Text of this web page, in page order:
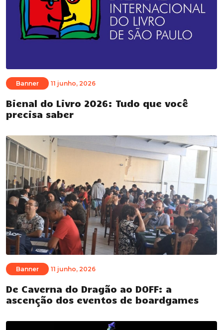
Banner 11 junho, 2026
Bienal do Livro 2026: Tudo que você
precisa saber
Banner 11 junho, 2026
De Caverna do Dragão ao DOFF: a
ascenção dos eventos de boardgames